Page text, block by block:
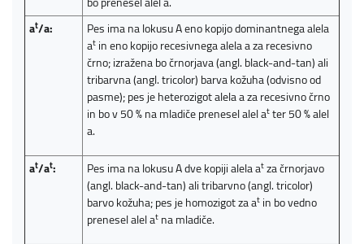
at/a:
Pes ima na lokusu A eno kopijo dominantnega alela
at in eno kopijo recesivnega alela a za recesivno
črno; izražena bo črnorjava (angl. black-and-tan) ali
tribarvna (angl. tricolor) barva kožuha (odvisno od
pasme); pes je heterozigot alela a za recesivno črno
in bo v 50 % na mladiče prenesel alel atter 50 % alel
a.
at/at: Pes ima na lokusu A dve kopiji alela atza črnorjavo
(angl. black-and-tan) ali tribarvno (angl. tricolor)
barvo kožuha; pes je homozigot za at in bo vedno
prenesel alel at na mladiče.